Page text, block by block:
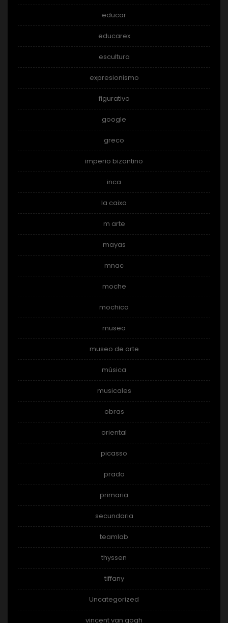
educar
educarex
escultura
expresionismo
figurativo
google
greco
imperio bizantino
inca
la caixa
m arte
mayas
mnac
moche
mochica
museo
museo de arte
música
musicales
obras
oriental
picasso
prado
primaria
secundaria
teamlab
thyssen
tiffany
Uncategorized
vincent van gogh